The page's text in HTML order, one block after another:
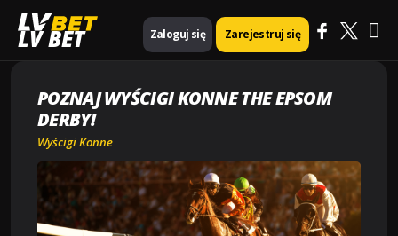
LV BET Zaloguj się Zarejestruj się
Strona główna Wyścigi konne Poznaj wyścigi konne The Epsom Derby!
POZNAJ WYŚCIGI KONNE THE EPSOM
DERBY!
Wyścigi Konne